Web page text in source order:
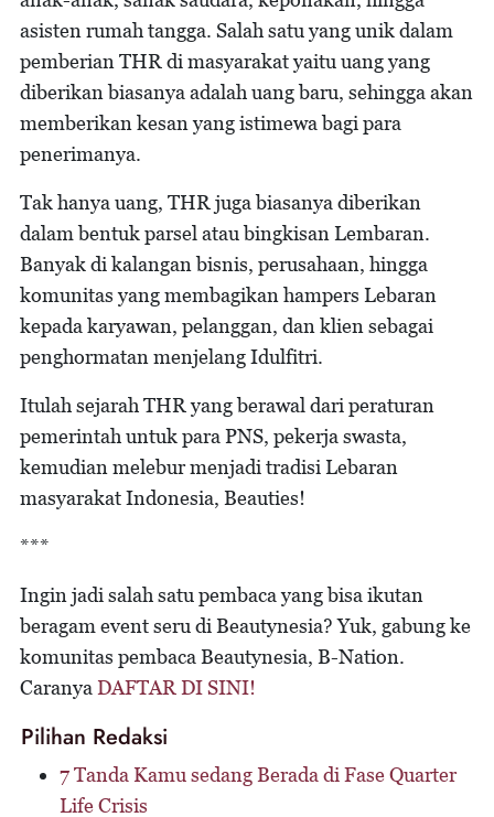
asisten rumah tangga. Salah satu yang unik dalam
pemberian THR di masyarakat yaitu uang yang
diberikan biasanya adalah uang baru, sehingga akan
memberikan kesan yang istimewa bagi para
penerimanya.
Tak hanya uang, THR juga biasanya diberikan
dalam bentuk parsel atau bingkisan Lembaran.
Banyak di kalangan bisnis, perusahaan, hingga
komunitas yang membagikan hampers Lebaran
kepada karyawan, pelanggan, dan klien sebagai
penghormatan menjelang Idulfitri.
Itulah sejarah THR yang berawal dari peraturan
pemerintah untuk para PNS, pekerja swasta,
kemudian melebur menjadi tradisi Lebaran
masyarakat Indonesia, Beauties!
***
Ingin jadi salah satu pembaca yang bisa ikutan
beragam event seru di Beautynesia? Yuk, gabung ke
komunitas pembaca Beautynesia, B-Nation.
Caranya DAFTAR DI SINI!
Pilihan Redaksi
7 Tanda Kamu sedang Berada di Fase Quarter
Life Crisis